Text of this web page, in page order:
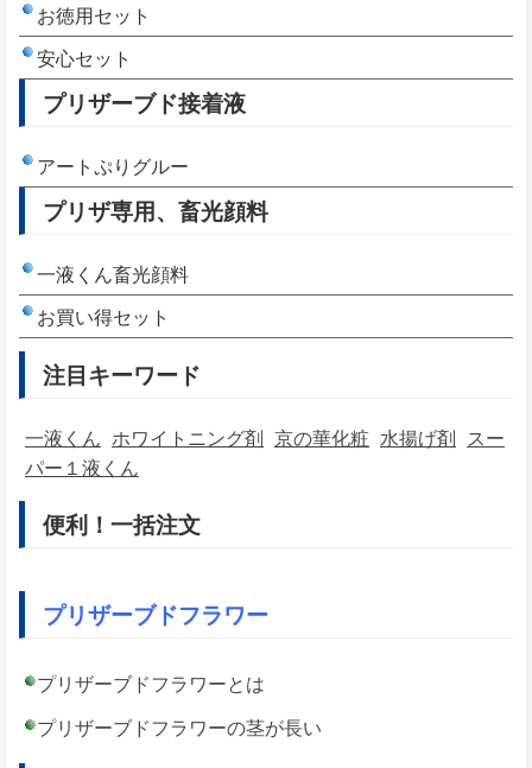
お徳用セット
安心セット
プリザーブド接着液
アートぷりグルー
プリザ専用、畜光顔料
一液くん畜光顔料
お買い得セット
注目キーワード
一液くん ホワイトニング剤 京の華化粧 水揚げ剤 スー
パー１液くん
便利！一括注文
プリザーブドフラワー
プリザーブドフラワーとは
プリザーブドフラワーの茎が長い